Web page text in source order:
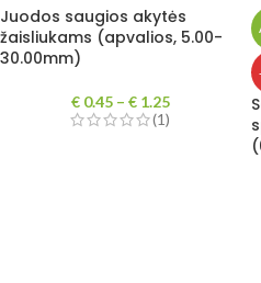
Juodos saugios akytės
žaisliukams (apvalios, 5.00-
30.00mm)
€0.45 – €1.25
(1)